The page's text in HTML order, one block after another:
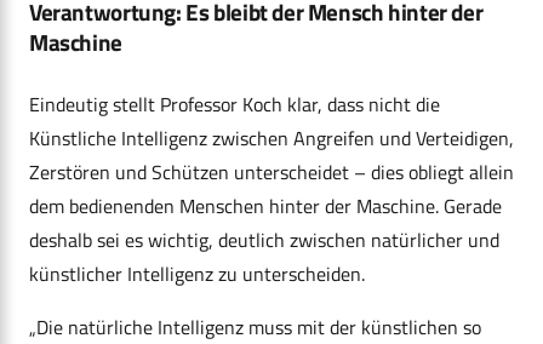
Verantwortung: Es bleibt der Mensch hinter der
Maschine
Eindeutig stellt Professor Koch klar, dass nicht die
Künstliche Intelligenz zwischen Angreifen und Verteidigen,
Zerstören und Schützen unterscheidet – dies obliegt allein
dem bedienenden Menschen hinter der Maschine. Gerade
deshalb sei es wichtig, deutlich zwischen natürlicher und
künstlicher Intelligenz zu unterscheiden.
„Die natürliche Intelligenz muss mit der künstlichen so